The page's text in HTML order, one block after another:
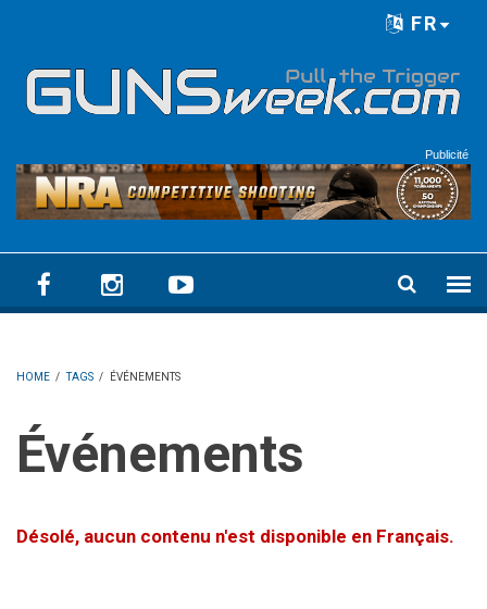
FR
Publicité
HOME / TAGS / ÉVÉNEMENTS
Événements
Désolé, aucun contenu n'est disponible en Français.